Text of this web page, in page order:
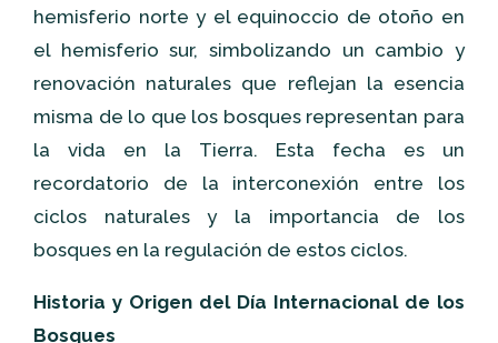
hemisferio norte y el equinoccio de otoño en
el hemisferio sur, simbolizando un cambio y
renovación naturales que reflejan la esencia
misma de lo que los bosques representan para
la vida en la Tierra. Esta fecha es un
recordatorio de la interconexión entre los
ciclos naturales y la importancia de los
bosques en la regulación de estos ciclos.
Historia y Origen del Día Internacional de los
Bosques